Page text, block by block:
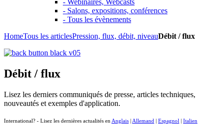
- Webinaires, Webcasts
- Salons, expositions, conférences
- Tous les évènements
HomeTous les articlesPression, flux, débit, niveauDébit / flux
Débit / flux
Lisez les derniers communiqués de presse, articles techniques,
nouveautés et exemples d'application.
International? - Lisez les dernières actualités en Anglais Allemand Espagnol Italien